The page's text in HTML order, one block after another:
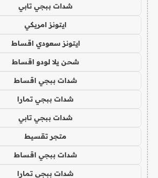
شدات ببجي تابي
ايتونز امريكي
ايتونز سعودي اقساط
شحن يلا لودو اقساط
شدات ببجي اقساط
شدات ببجي تمارا
شدات ببجي تابي
متجر تقسيط
شدات ببجي اقساط
شدات ببجي تمارا